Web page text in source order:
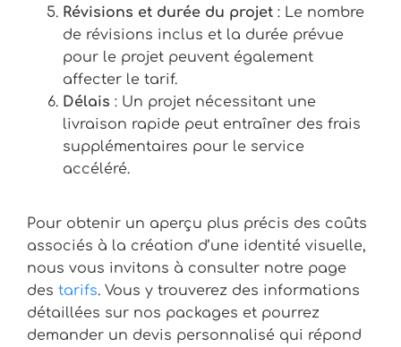
Révisions et durée du projet: Le nombre
de révisions inclus et la durée prévue
pour le projet peuvent également
affecter le tarif.
Délais : Un projet nécessitant une
livraison rapide peut entraîner des frais
supplémentaires pour le service
accéléré.
Pour obtenir un aperçu plus précis des coûts
associés à la création d’une identité visuelle,
nous vous invitons à consulter notre page
des tarifs. Vous y trouverez des informations
détaillées sur nos packages et pourrez
demander un devis personnalisé qui répond